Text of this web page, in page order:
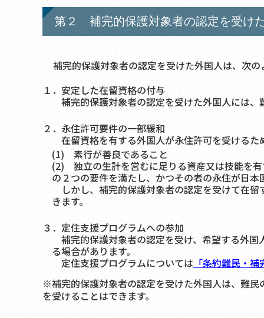
第２ 補完的保護対象者の認定を受け
補完的保護対象者の認定を受けた外国人は、次
１．安定した在留資格の付与
補完的保護対象者の認定を受けた外国人には
２．永住許可要件の一部緩和
在留資格を有する外国人が永住許可を受けるた
(1) 素行が善良であること
(2) 独立の生計を営むに足りる資産又は技能を
の２つの要件を満たし、かつその者の永住が日
しかし、補完的保護対象者の認定を受けて在
きます。
３．定住支援プログラムへの参加
補完的保護対象者の認定を受け、希望する外
る場合があります。
定住支援プログラムについては 「条約難民・
※補完的保護対象者の認定を受けた外国人は、難
を受けることはできます。